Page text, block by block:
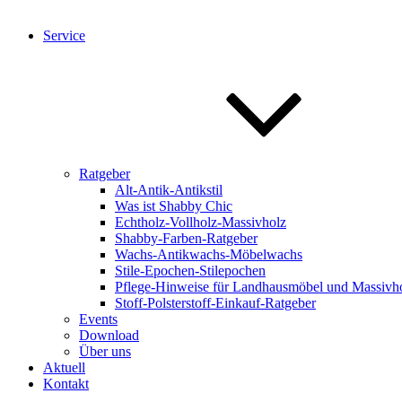
Service
Ratgeber
Alt-Antik-Antikstil
Was ist Shabby Chic
Echtholz-Vollholz-Massivholz
Shabby-Farben-Ratgeber
Wachs-Antikwachs-Möbelwachs
Stile-Epochen-Stilepochen
Pflege-Hinweise für Landhausmöbel und
Stoff-Polsterstoff-Einkauf-Ratgeber
Events
Download
Über uns
Aktuell
Kontakt